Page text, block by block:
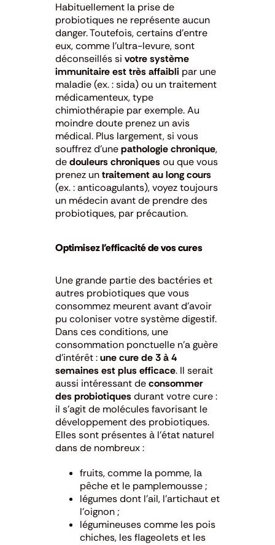
Habituellement la prise de
probiotiques ne représente aucun
danger. Toutefois, certains d’entre
eux, comme l’ultra-levure, sont
déconseillés si votre système
immunitaire est très affaibli par une
maladie (ex. : sida) ou un traitement
médicamenteux, type
chimiothérapie par exemple. Au
moindre doute prenez un avis
médical. Plus largement, si vous
souffrez d’unepathologie chronique,
dedouleurs chroniques ou que vous
prenez untraitement au long cours
(ex. : anticoagulants), voyez toujours
un médecin avant de prendre des
probiotiques, par précaution.
Optimisez l’efficacité de vos cures
Une grande partie des bactéries et
autres probiotiques que vous
consommez meurent avant d’avoir
pu coloniser votre système digestif.
Dans ces conditions, une
consommation ponctuelle n’a guère
d’intérêt :une cure de 3 à 4
semaines est plus efficace. Il serait
aussi intéressant deconsommer
des probiotiques durant votre cure :
il s’agit de molécules favorisant le
développement des probiotiques.
Elles sont présentes à l’état naturel
dans de nombreux :
fruits, comme la pomme, la
pêche et le pamplemousse ;
légumes dont l’ail, l’artichaut et
l’oignon ;
légumineuses comme les pois
chiches, les flageolets et les